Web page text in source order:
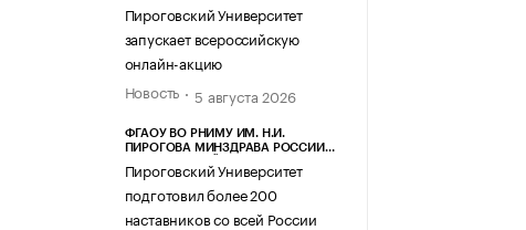
Пироговский Университет
запускает всероссийскую
онлайн-акцию
Новость
5 августа 2026
ФГАОУ ВО РНИМУ ИМ. Н.И.
ПИРОГОВА МИНЗДРАВА РОССИИ
Пироговский Университет
подготовил более 200
наставников со всей России